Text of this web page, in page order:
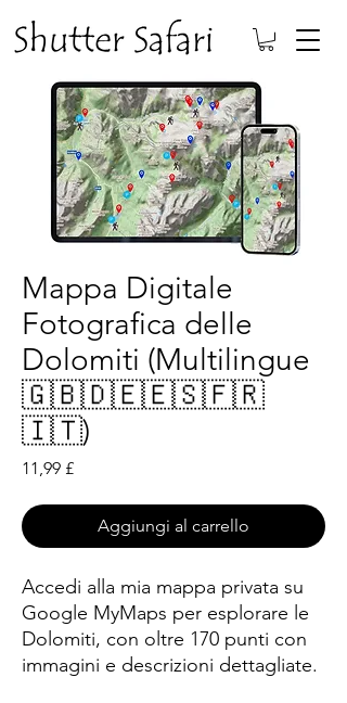
Mappa Digitale
Fotografica delle
Dolomiti (Multilingue
🇬🇧🇩🇪🇪🇸🇫🇷
🇮🇹)
11,99 £Prezzo
Aggiungi al carrello
Accedi alla mia mappa privata su
Google MyMaps per esplorare le
Dolomiti, con oltre 170 punti con
immagini e descrizioni dettagliate.